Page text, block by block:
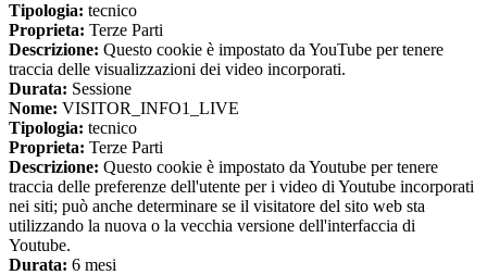
Tipologia: tecnico
Proprieta: Terze Parti
Descrizione: Questo cookie è impostato da YouTube per tenere
traccia delle visualizzazioni dei video incorporati.
Durata: Sessione
Nome: VISITOR_INFO1_LIVE
Tipologia: tecnico
Proprieta: Terze Parti
Descrizione: Questo cookie è impostato da Youtube per tenere
traccia delle preferenze dell'utente per i video di Youtube incorporati
nei siti; può anche determinare se il visitatore del sito web sta
utilizzando la nuova o la vecchia versione dell'interfaccia di
Youtube.
Durata: 6 mesi